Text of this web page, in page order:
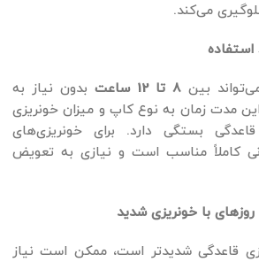
می‌کند.
بین 8 تا 12 ساعت
بدون نیاز به
مدت زمان به نوع کاپ و میزان خونریزی
بستگی دارد. برای خونریزی‌های
کاملاً مناسب است و نیازی به تعویض
قاعدگی شدیدتر است، ممکن است نیاز